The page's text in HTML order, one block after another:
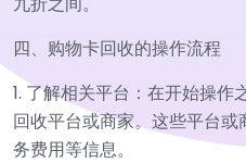
四、购物卡回收的操作流程
1. 了解相关平台：在开始操
回收平台或商家。这些平台
务费用等信息。